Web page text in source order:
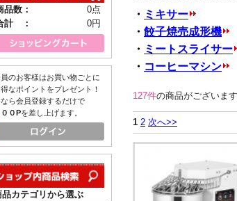
・ ミキサー
・ 餃子焼売成形機
・ ミートスライサー
・ コーヒーマシン
127件の商品がございます
1 2 次へ>>
品数：
0点
計 ：
0円
のお客様はお買い物ごとに
なポイントをプレゼント！
ら会員登録するだけで
００Pを差し上げます。
品カテゴリから選ぶ